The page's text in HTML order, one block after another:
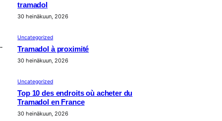
tramadol
30 heinäkuun, 2026
Uncategorized
Tramadol à proximité
30 heinäkuun, 2026
Uncategorized
Top 10 des endroits où acheter du
Tramadol en France
30 heinäkuun, 2026